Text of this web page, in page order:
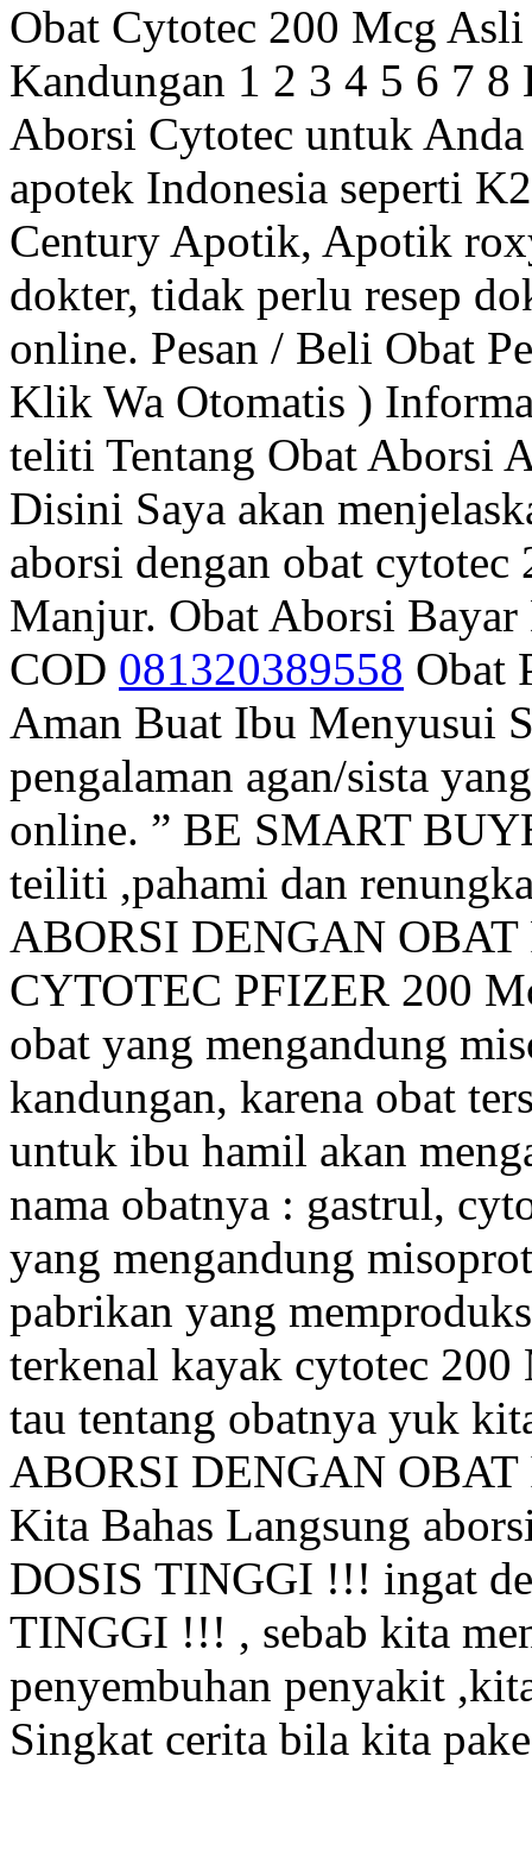
Obat Cytotec 200 Mcg
Kandungan 1 2 3 4 5 6 7 8
Aborsi Cytotec untuk
apotek Indonesia seperti
Century Apotik, Apotik
dokter, tidak perlu resep
online. Pesan / Beli Obat
Klik Wa Otomatis )
teliti Tentang Obat Aborsi
Disini Saya akan
aborsi dengan obat
Manjur. Obat Aborsi Bayar
COD 081320389558 Obat
Aman Buat Ibu Menyusui
pengalaman agan/sista
online. ” BE SMART
teiliti ,pahami dan
ABORSI DENGAN
CYTOTEC PFIZER 200
obat yang mengandung
kandungan, karena obat
untuk ibu hamil akan
nama obatnya : gastrul,
yang mengandung
pabrikan yang
terkenal kayak cytotec
tau tentang obatnya yuk
ABORSI DENGAN
Kita Bahas Langsung
DOSIS TINGGI !!! ingat
TINGGI !!! , sebab kita
penyembuhan penyakit
Singkat cerita bila kita